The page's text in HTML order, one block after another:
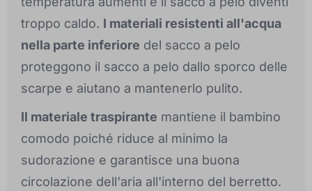
troppo caldo. I materiali resistenti all'acqua
nella parte inferiore del sacco a pelo
proteggono il sacco a pelo dallo sporco delle
scarpe e aiutano a mantenerlo pulito.
Il materiale traspirante mantiene il bambino
comodo poiché riduce al minimo la
sudorazione e garantisce una buona
circolazione dell'aria all'interno del berretto.